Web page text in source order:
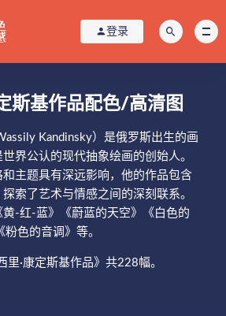
登录
斯基作品配色/高清图
Kandinsky）是俄罗斯出生的画
界公认的现代抽象绘画的创始人。
主题具有深远影响，他的作品包含
探索了艺术与情感之间的深刻联系。
-红-蓝》《蔚蓝的天空》《白色的
色的音调》等。
里·康定斯基作品》共228幅。